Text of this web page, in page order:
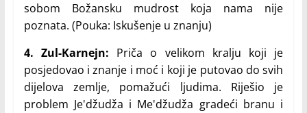
sobom Božansku mudrost koja nama nije
poznata. (Pouka: Iskušenje u znanju)
4. Zul-Karnejn: Priča o velikom kralju koji je
posjedovao i znanje i moć i koji je putovao do svih
dijelova zemlje, pomažući ljudima. Riješio je
problem Je'džudža i Me'džudža gradeći branu i